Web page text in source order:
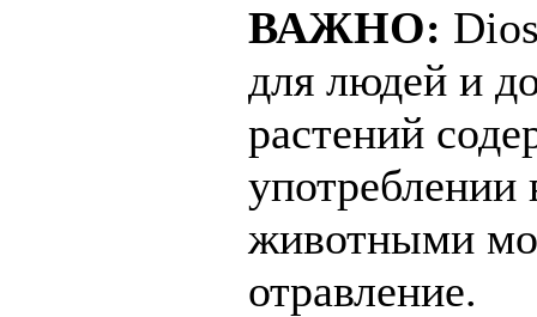
ВАЖНО:
для людей и
растений
животными
отравление.